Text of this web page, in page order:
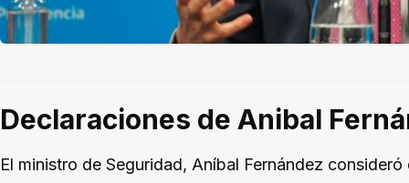
Declaraciones de Anibal
El ministro de Seguridad, Aníbal Fernández